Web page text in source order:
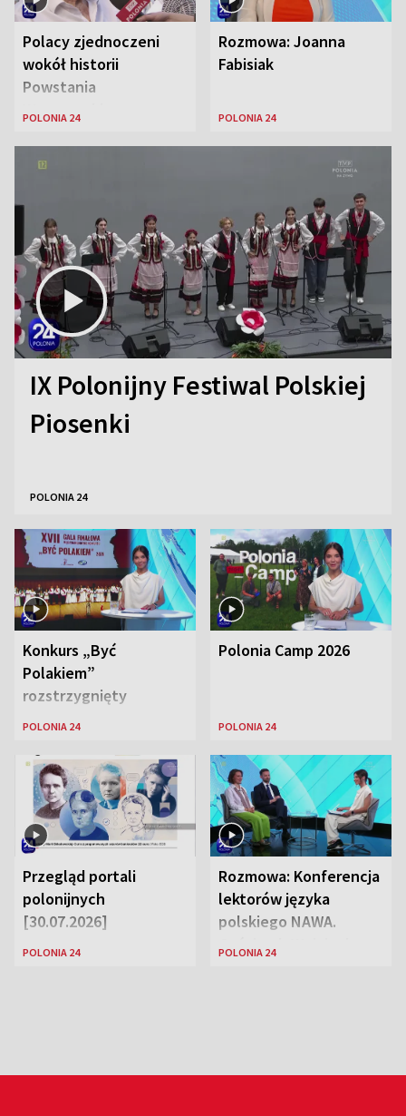
Polacy zjednoczeni
wokół historii
Powstania
Warszawskiego
POLONIA 24
Rozmowa: Joanna
Fabisiak
POLONIA 24
IX Polonijny Festiwal Polskiej
Piosenki
POLONIA 24
Konkurs „Być
Polakiem”
rozstrzygnięty
POLONIA 24
Polonia Camp 2026
POLONIA 24
Przegląd portali
polonijnych
[30.07.2026]
POLONIA 24
Rozmowa: Konferencja
lektorów języka
polskiego NAWA.
Goście: dr Wojciech
POLONIA 24